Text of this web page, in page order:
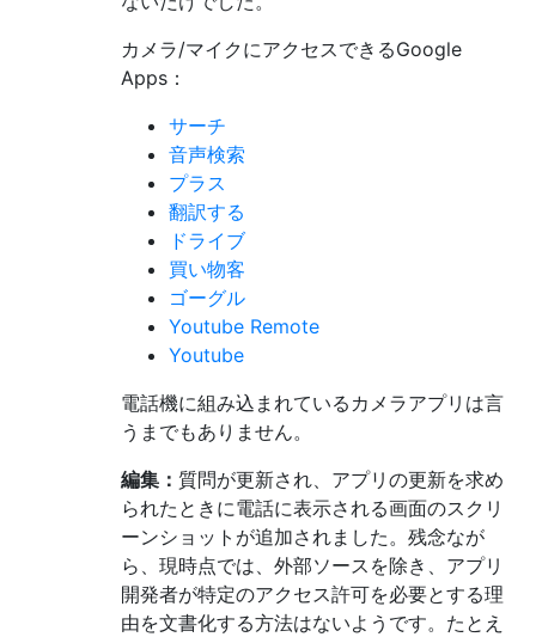
カメラ/マイクにアクセスできるGoogle
Apps：
サーチ
音声検索
プラス
翻訳する
ドライブ
買い物客
ゴーグル
Youtube Remote
Youtube
電話機に組み込まれているカメラアプリは言
うまでもありません。
編集： 質問が更新され、アプリの更新を求め
られたときに電話に表示される画面のスクリ
ーンショットが追加されました。残念なが
ら、現時点では、外部ソースを除き、アプリ
開発者が特定のアクセス許可を必要とする理
由を文書化する方法はないようです。たとえ